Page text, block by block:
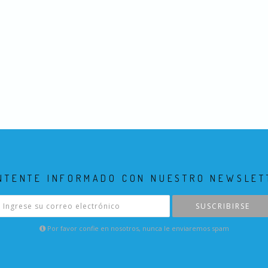
INFORMADO CON NUESTRO
SUSCRIBIRSE
Por favor confie en nosotros, nunca le enviaremos spam